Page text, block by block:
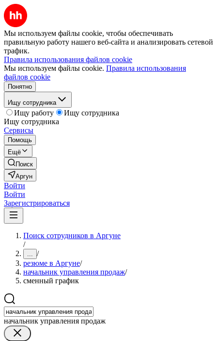
Мы используем файлы cookie, чтобы обеспечивать
правильную работу нашего веб-сайта и анализировать сетевой
трафик.
Правила использования файлов cookie
Мы используем файлы cookie. Правила использования
файлов cookie
Понятно
Ищу сотрудника
Ищу работу
Ищу сотрудника
Ищу сотрудника
Сервисы
Помощь
Ещё
Поиск
Аргун
Войти
Войти
Зарегистрироваться
Поиск сотрудников в Аргуне
/
... /
резюме в Аргуне/
начальник управления продаж/
сменный график
начальник управления продаж